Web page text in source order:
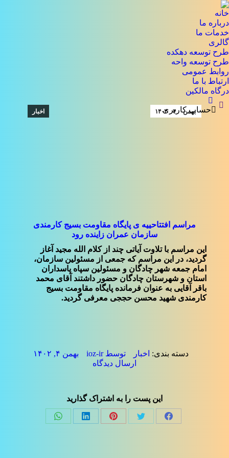
خانه
درباره ما
خدمات ما
گالری
طرح توسعه دهکده
طرح توسعه واحه
روابط عمومی
ارتباط با ما
درگاه مالکین
جستجو:
حساب کاربری
بهمن ۴ ۱۴۰۲ اخبار
مراسم افتتاحییه ی پایگاه مقاومت بسیج کارمندی
سازمان عمران زاینده رود
این مراسم با تلاوت آیاتی چند از کلام الله مجید آغاز
گردید، در این مراسم که جمعی از مسئولین سازمان،
امام جمعه شهر چادگان و مسئولین سپاه پاسداران
استان و شهرستان چادگان حضور داشتند آقای محمد
باقر آقایی به عنوان فرمانده پایگاه مقاومت بسیج
کارمندی شهید محسن حججی معرفی گردید.
دسته بندی: اخبار توسطioz-ir
بهمن ۴, ۱۴۰۲
ارسال دیدگاه
این پست را به اشتراک گذارید
Share
Share
Share
Share
Share